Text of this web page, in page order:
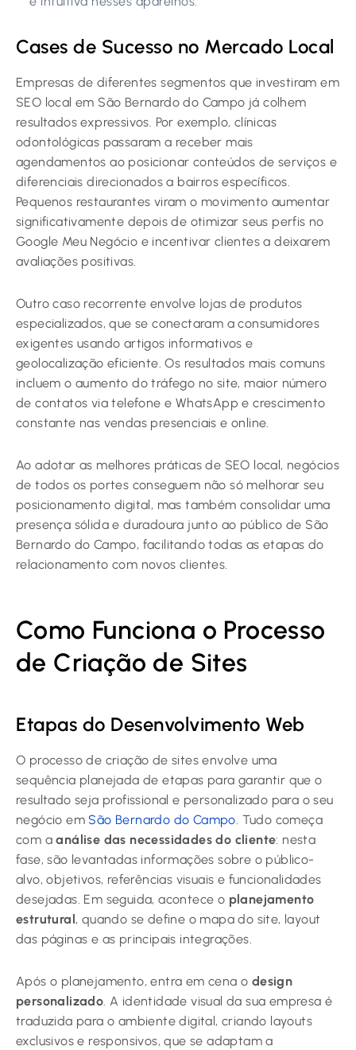
Cases de Sucesso no Mercado Local
Empresas de diferentes segmentos que investiram em
SEO local em São Bernardo do Campo já colhem
resultados expressivos. Por exemplo, clínicas
odontológicas passaram a receber mais
agendamentos ao posicionar conteúdos de serviços e
diferenciais direcionados a bairros específicos.
Pequenos restaurantes viram o movimento aumentar
significativamente depois de otimizar seus perfis no
Google Meu Negócio e incentivar clientes a deixarem
avaliações positivas.
Outro caso recorrente envolve lojas de produtos
especializados, que se conectaram a consumidores
exigentes usando artigos informativos e
geolocalização eficiente. Os resultados mais comuns
incluem o aumento do tráfego no site, maior número
de contatos via telefone e WhatsApp e crescimento
constante nas vendas presenciais e online.
Ao adotar as melhores práticas de SEO local, negócios
de todos os portes conseguem não só melhorar seu
posicionamento digital, mas também consolidar uma
presença sólida e duradoura junto ao público de São
Bernardo do Campo, facilitando todas as etapas do
relacionamento com novos clientes.
Como Funciona o Processo
de Criação de Sites
Etapas do Desenvolvimento Web
O processo de criação de sites envolve uma
sequência planejada de etapas para garantir que o
resultado seja profissional e personalizado para o seu
negócio em São Bernardo do Campo. Tudo começa
com aanálise das necessidades do cliente: nesta
fase, são levantadas informações sobre o público-
alvo, objetivos, referências visuais e funcionalidades
desejadas. Em seguida, acontece o planejamento
estrutural , quando se define o mapa do site, layout
das páginas e as principais integrações.
Após o planejamento, entra em cena o design
personalizado. A identidade visual da sua empresa é
traduzida para o ambiente digital, criando layouts
exclusivos e responsivos, que se adaptam a